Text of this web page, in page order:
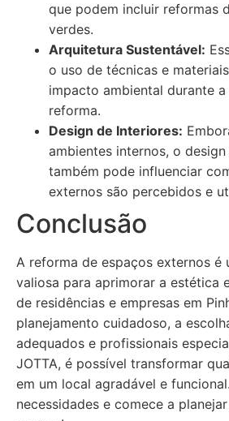
que podem incluir reformas
verdes.
Arquitetura Sustentável:
o uso de técnicas e
impacto ambiental durante
reforma.
Design de Interiores:
ambientes internos, o
também pode influenciar
externos são percebidos e
Conclusão
A reforma de espaços externos é
valiosa para aprimorar a estética
de residências e empresas em
planejamento cuidadoso, a
adequados e profissionais
JOTTA, é possível transformar
em um local agradável e
necessidades e comece a